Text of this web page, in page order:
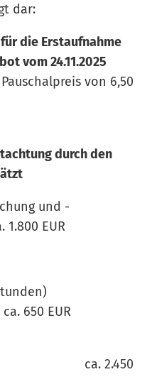
dar:
die Erstaufnahme
vom 24.11.2025
von 6,50
durch den
und -
EUR
EUR
ca. 2.450